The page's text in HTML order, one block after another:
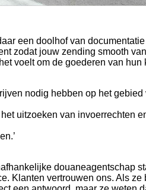
een doolhof van
zodat jouw zending smooth
voelt om de goederen van hun
nodig hebben op het gebied
uitzoeken van invoerrechten
douaneagentschap
Klanten vertrouwen ons. Als ze